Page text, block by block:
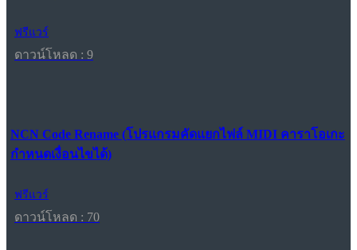
ฟรีแวร์
ดาวน์โหลด : 9
NCN Code Rename (โปรแกรมคัดแยกไฟล์ MIDI คาราโอเกะ
กำหนดเงื่อนไขได้)
ฟรีแวร์
ดาวน์โหลด : 70